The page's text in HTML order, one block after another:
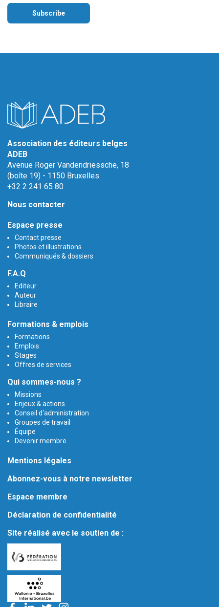
Association des éditeurs belges
ADEB
Avenue Roger Vandendriessche, 18
(boîte 19) - 1150 Bruxelles
+32 2 241 65 80
Nous contacter
Espace presse
Contact presse
Photos et illustrations
Communiqués & dossiers
F.A.Q
Editeur
Auteur
Libraire
Formations & emplois
Formations
Emplois
Stages
Offres de services
Qui sommes-nous ?
Missions
Enjeux & actions
Conseil d'administration
Groupes de travail
Équipe
Devenir membre
Mentions légales
Abonnez-vous à notre newsletter
Espace membre
Déclaration de confidentialité
Site réalisé avec le soutien de :